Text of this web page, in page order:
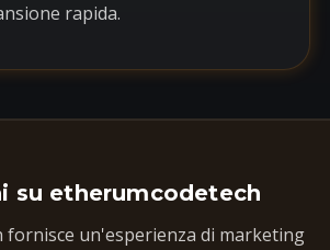
rapida.
su etherumcodetech
fornisce un'esperienza di marketing